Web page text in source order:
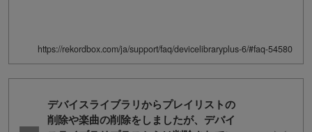
https://rekordbox.com/ja/support/faq/devicelibraryplus-6/#faq-54580
デバイスライブラリからプレイリストの
削除や楽曲の削除をしましたが、デバイ